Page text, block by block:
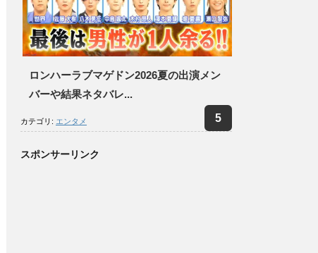
ロンハーラブマゲドン2026夏の出演メン
バーや結果ネタバレ...
カテゴリ: エンタメ
スポンサーリンク